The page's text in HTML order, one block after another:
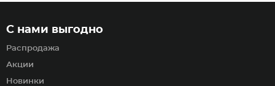
С нами выгодно
Распродажа
Акции
Новинки